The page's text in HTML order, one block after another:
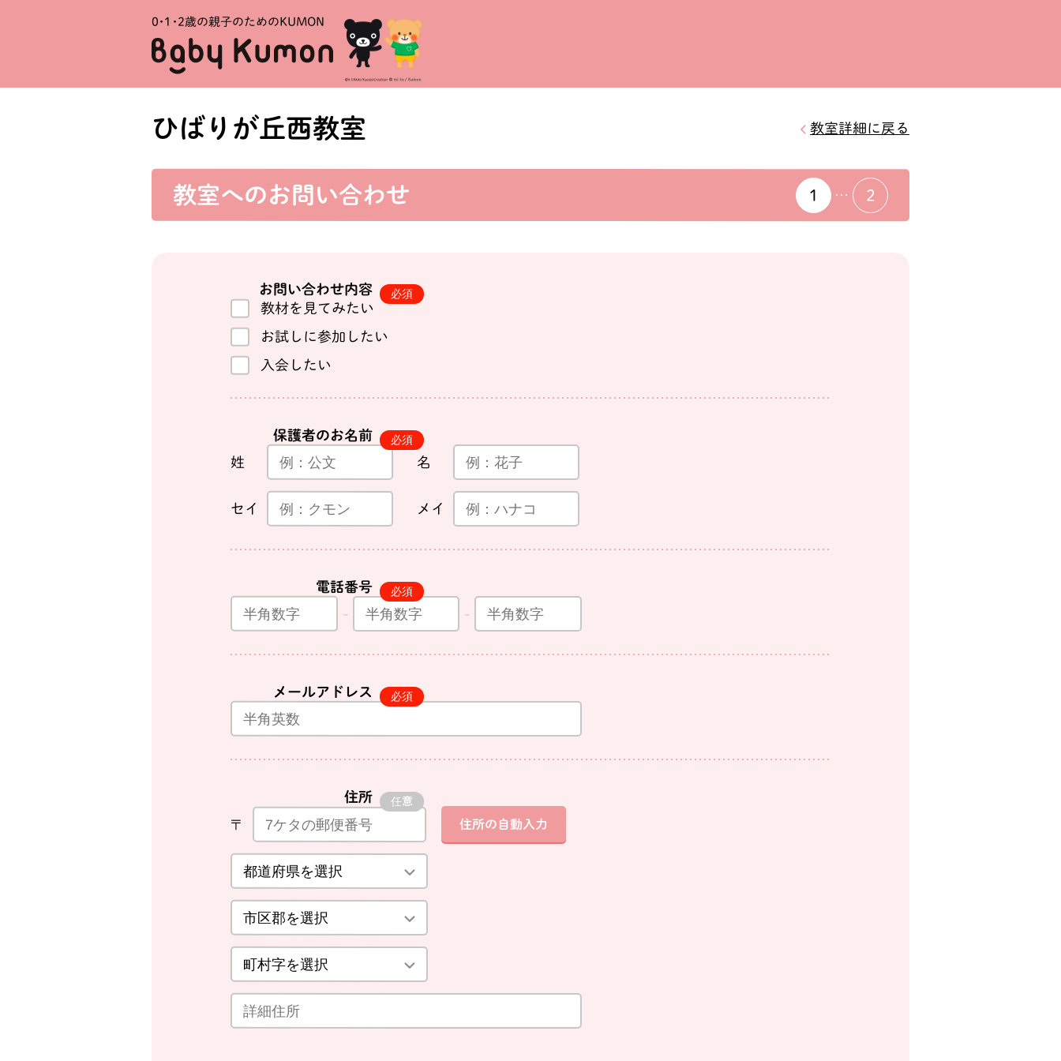
0・1・2歳の親子のためのKUMON
ひばりが丘西教室 教室詳細に戻る
教室へのお問い合わせ 1 2
お問い合わせ内容
教材を見てみたい
お試しに参加したい
入会したい
保護者のお名前
姓 名
セイ メイ
電話番号
メールアドレス
住所
住所の自動入力